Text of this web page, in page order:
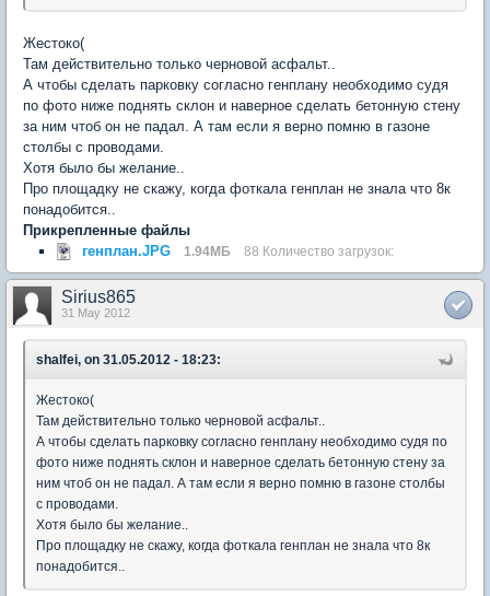
Жестоко(
Там действительно только черновой асфальт..
А чтобы сделать парковку согласно генплану необходимо судя
по фото ниже поднять склон и наверное сделать бетонную стену
за ним чтоб он не падал. А там если я верно помню в газоне
столбы с проводами.
Хотя было бы желание..
Про площадку не скажу, когда фоткала генплан не знала что 8к
понадобится..
Прикрепленные файлы
генплан.JPG
1.94МБ 88 Количество загрузок:
Sirius865
31 May 2012
shalfei, on 31.05.2012 - 18:23:
Жестоко(
Там действительно только черновой асфальт..
А чтобы сделать парковку согласно генплану необходимо судя по
фото ниже поднять склон и наверное сделать бетонную стену за
ним чтоб он не падал. А там если я верно помню в газоне столбы
с проводами.
Хотя было бы желание..
Про площадку не скажу, когда фоткала генплан не знала что 8к
понадобится..